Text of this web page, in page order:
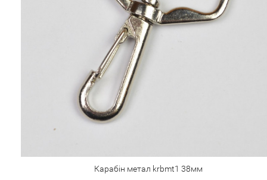
Карабін метал krbmt1 38мм